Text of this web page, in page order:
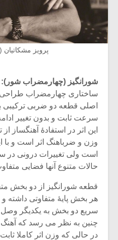
پرویز مشکاتیان (۱۳۳۴-۱۳۸۸)
شورانگیز (چهارمضراب شور):
ساختاری چهارمضراب
اصلی قطعه دو ضربی ترکیبی
سرعت ثابت و بدون تغییر
این اثر در استفادۀ آهنگساز
وزن و ضرباهنگ اثر است و با
است ولی تغییرات درونی در
حالات متنوع آنها فضایی
قطعه شورانگیز از دو بخش
هر بخش پایۀ متفاوتی داشته
سریع دو بخش به یکدیگر وصل
چنین به نظر می رسد که آهنگ
در حالی که وزن اثر کاملا